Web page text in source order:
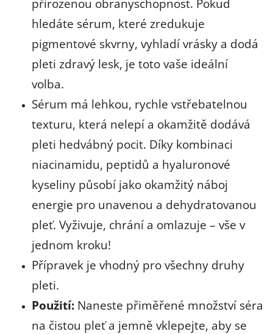
přirozenou obranyschopnost. Pokud
hledáte sérum, které zredukuje
pigmentové skvrny, vyhladí vrásky a dodá
pleti zdravý lesk, je toto vaše ideální
volba.
Sérum má lehkou, rychle vstřebatelnou
texturu, která nelepí a okamžitě dodává
pleti hedvábný pocit. Díky kombinaci
niacinamidu, peptidů a hyaluronové
kyseliny působí jako okamžitý náboj
energie pro unavenou a dehydratovanou
pleť. Vyživuje, chrání a omlazuje – vše v
jednom kroku!
Přípravek je vhodný pro všechny druhy
pleti.
Použití: Naneste přiměřené množství séra
na čistou pleť a jemně vklepejte, aby se